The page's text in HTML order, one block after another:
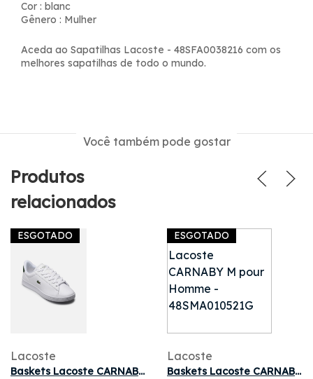
Cor : blanc
Gênero : Mulher
Aceda ao Sapatilhas Lacoste - 48SFA0038216 com os
melhores sapatilhas de todo o mundo.
Você também pode gostar
Produtos
relacionados
ESGOTADO
Lacoste
Baskets Lacoste CARNABY SUJ pour Enfant
ESGOTADO
Lacoste
Baskets Lacoste CARNABY M pour Homme